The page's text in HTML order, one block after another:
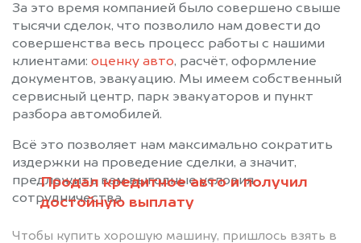
Продал кредитное авто и получил
достойную выплату
Чтобы купить хорошую машину, пришлось взять в
За это время компанией было совершено свыше
тысячи сделок, что позволило нам довести до
совершенства весь процесс работы с нашими
клиентами: оценку авто, расчёт, оформление
документов, эвакуацию. Мы имеем собственный
сервисный центр, парк эвакуаторов и пункт
разбора автомобилей.
Всё это позволяет нам максимально сократить
издержки на проведение сделки, а значит,
предложить вам выгодные условия
сотрудничества.